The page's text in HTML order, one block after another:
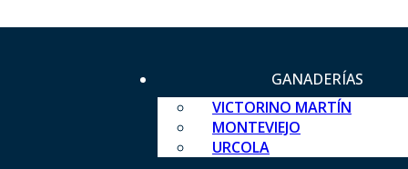
GANADERÍAS
VICTORINO MARTÍN
MONTEVIEJO
URCOLA